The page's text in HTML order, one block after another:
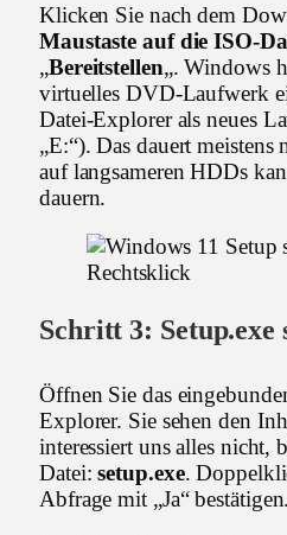
Klicken Sie nach dem
Maustaste auf die ISO-
„Bereitstellen„. Windows
virtuelles DVD-Laufwerk
Datei-Explorer als neues
„E:“). Das dauert
auf langsameren HDDs
dauern.
Schritt 3: Setup.exe
Öffnen Sie das
Explorer. Sie sehen den
interessiert uns alles nicht,
Datei:setup.exe.
Abfrage mit „Ja“ bestätigen.